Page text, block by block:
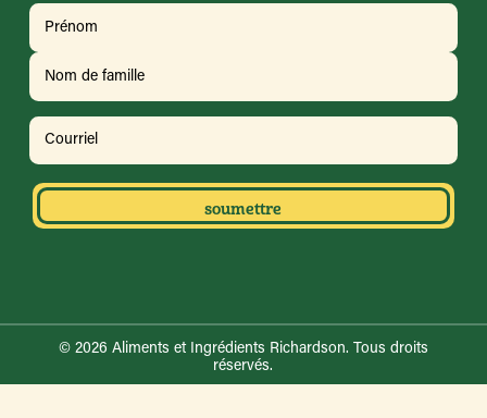
Nom
Prénom
Courriel
© 2026 Aliments et Ingrédients Richardson. Tous droits
réservés.